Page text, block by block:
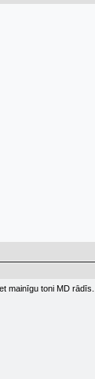
mainīgu toni MD rādīs...